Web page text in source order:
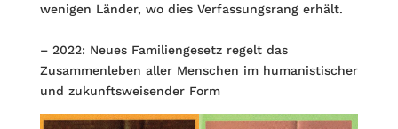
wenigen Länder, wo dies Verfassungsrang erhält.
– 2022: Neues Familiengesetz regelt das
Zusammenleben aller Menschen im humanistischer
und zukunftsweisender Form